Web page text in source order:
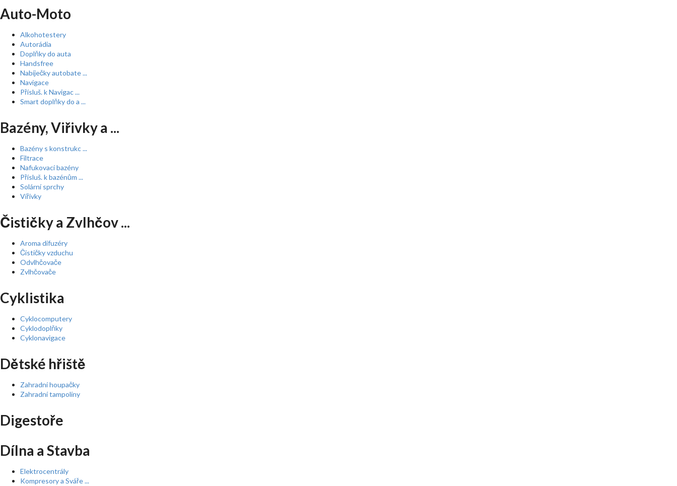
Auto-Moto
Alkohotestery
Autorádia
Doplňky do auta
Handsfree
Nabíječky autobate ...
Navigace
Přísluš. k Navigac ...
Smart doplňky do a ...
Bazény, Viřivky a ...
Bazény s konstrukc ...
Filtrace
Nafukovací bazény
Přísluš. k bazénům ...
Solární sprchy
Vířivky
Čističky a Zvlhčov ...
Aroma difuzéry
Čističky vzduchu
Odvlhčovače
Zvlhčovače
Cyklistika
Cyklocomputery
Cyklodoplňky
Cyklonavigace
Dětské hřiště
Zahradní houpačky
Zahradní tampolíny
Digestoře
Dílna a Stavba
Elektrocentrály
Kompresory a Sváře ...